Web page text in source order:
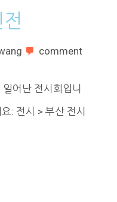
comment
어난 전시회입니
전시 > 부산 전시